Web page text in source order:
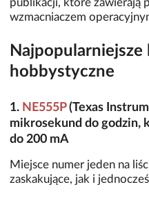
wzmacniaczem
hobbystyczne
1. NE555P(Texas
mikrosekund do godzin,
do 200 mA
Miejsce numer jeden na
zaskakujące, jak i